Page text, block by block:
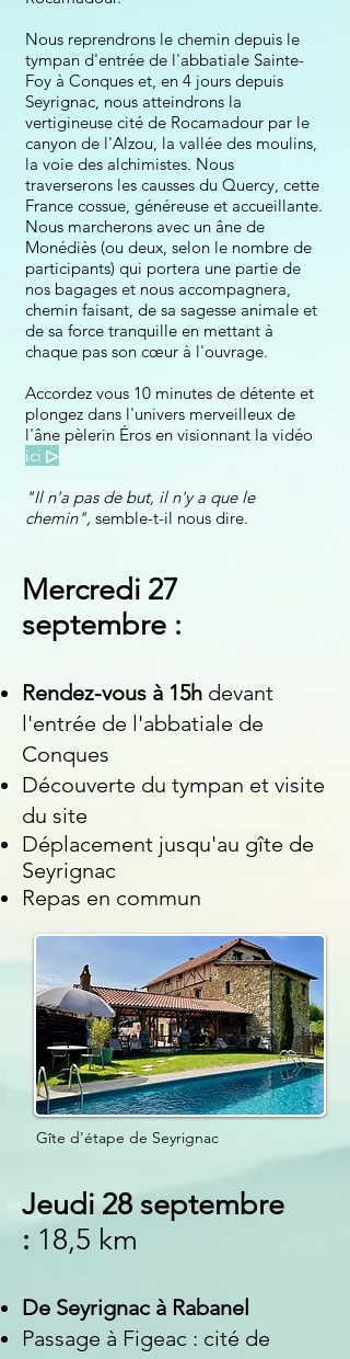
Nous reprendrons le chemin depuis le
tympan d'entrée de l'abbatiale Sainte-
Foy à Conques et, en 4 jours depuis
Seyrignac, nous atteindrons la
vertigineuse cité de Rocamadour par le
canyon de l'Alzou, la vallée des moulins,
la voie des alchimistes. Nous
traverserons les causses du Quercy, cette
France cossue, généreuse et accueillante.
Nous marcherons avec un âne de
Monédiès (ou deux, selon le nombre de
participants) qui portera une partie de
nos bagages et nous accompagnera,
chemin faisant, de sa sagesse animale et
de sa force tranquille en mettant à
chaque pas son cœur à l'ouvrage.
Accordez vous 10 minutes de détente et
plongez dans l'univers merveilleux de
l'âne pèlerin Éros en visionnant la vidéo
ici ▷
"Il n'a pas de but, il n'y a que le
chemin", semble-t-il nous dire.
Mercredi 27
septembre :
Rendez-vous à 15h devant
l'entrée de l'abbatiale de
Conques
Découverte du tympan et visite
du site
Déplacement jusqu'au gîte de
Seyrignac
Repas en commun
Gîte d'étape de Seyrignac
Jeudi 28 septembre
: 18,5 km
De Seyrignac à Rabanel
Passage à Figeac : cité de